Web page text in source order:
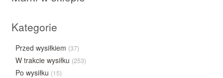
Kategorie
Przed wysiłkiem (37)
W trakcie wysiłku (253)
Po wysiłku (15)